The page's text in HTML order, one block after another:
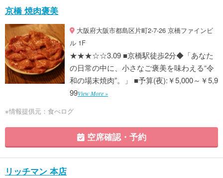
京橋 焼肉褒美
大阪府大阪市都島区片町2-7-26 京橋ファインビ
ル 1F
★★★☆☆3.09 ■京橋駅徒歩2分◆「あなた
の日常の中に、小さなご褒美を味わえる“令
和の場末焼肉”。」 ■予算(夜):￥5,000～￥5,9
99View More »
※情報提供元：食べログ
空席確認・予約
リッチマン 本店